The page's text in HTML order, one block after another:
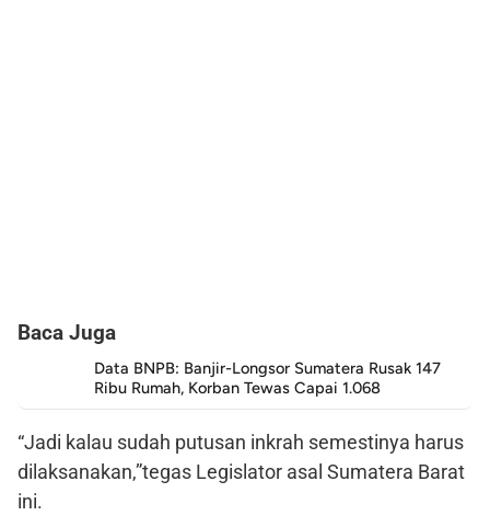
Baca Juga
Data BNPB: Banjir-Longsor Sumatera Rusak 147
Ribu Rumah, Korban Tewas Capai 1.068
“Jadi kalau sudah putusan inkrah semestinya harus
dilaksanakan,”tegas Legislator asal Sumatera Barat
ini.